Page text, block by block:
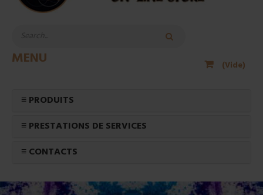
(Vide)
MENU
≡ PRODUITS
≡ PRESTATIONS DE SERVICES
≡ CONTACTS